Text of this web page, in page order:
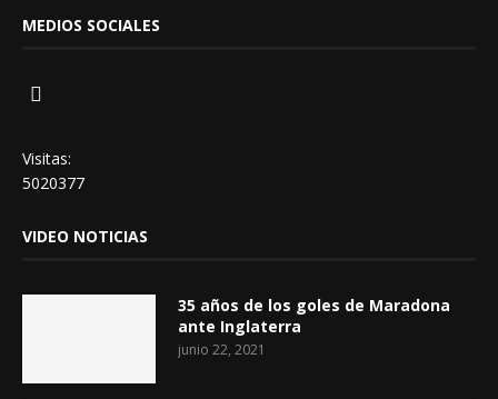
MEDIOS SOCIALES
Visitas:
5020377
VIDEO NOTICIAS
35 años de los goles de Maradona
ante Inglaterra
junio 22, 2021